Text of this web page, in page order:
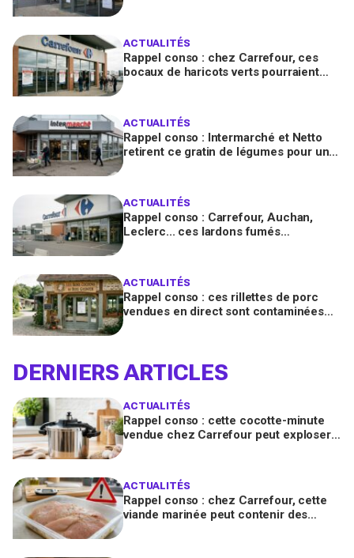
ACTUALITÉS
Rappel conso : chez Carrefour, ces
bocaux de haricots verts pourraient
ACTUALITÉS
Rappel conso : Intermarché et Netto
retirent ce gratin de légumes pour un
ACTUALITÉS
Rappel conso : Carrefour, Auchan,
Leclerc... ces lardons fumés
ACTUALITÉS
Rappel conso : ces rillettes de porc
vendues en direct sont contaminées
DERNIERS ARTICLES
ACTUALITÉS
Rappel conso : cette cocotte-minute
vendue chez Carrefour peut exploser
ACTUALITÉS
Rappel conso : chez Carrefour, cette
viande marinée peut contenir des